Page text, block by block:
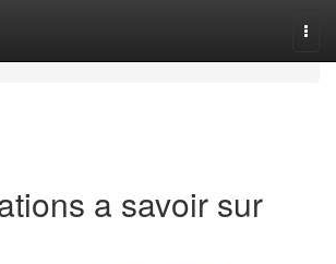
a savoir sur